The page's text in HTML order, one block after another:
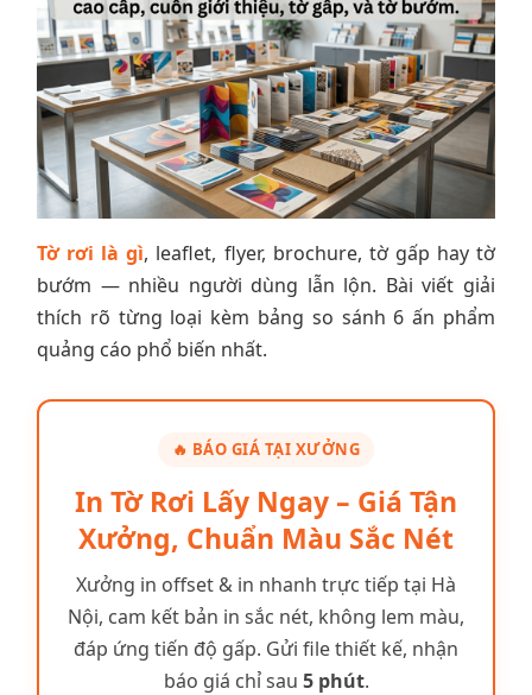
Tờ rơi là gì, leaflet, flyer, brochure, tờ gấp hay tờ
bướm — nhiều người dùng lẫn lộn. Bài viết giải
thích rõ từng loại kèm bảng so sánh 6 ấn phẩm
quảng cáo phổ biến nhất.
🔥 BÁO GIÁ TẠI XƯỞNG
In Tờ Rơi Lấy Ngay – Giá Tận
Xưởng, Chuẩn Màu Sắc Nét
Xưởng in offset & in nhanh trực tiếp tại Hà
Nội, cam kết bản in sắc nét, không lem màu,
đáp ứng tiến độ gấp. Gửi file thiết kế, nhận
báo giá chỉ sau 5 phút.